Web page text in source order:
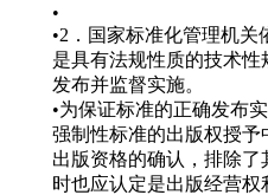
•
•2．国家标准化管理机关
是具有法规性质的技术
发布并监督实施。
•为保证标准的正确发布
强制性标准的出版权授
出版资格的确认，排除了
时也应认定是出版经营权